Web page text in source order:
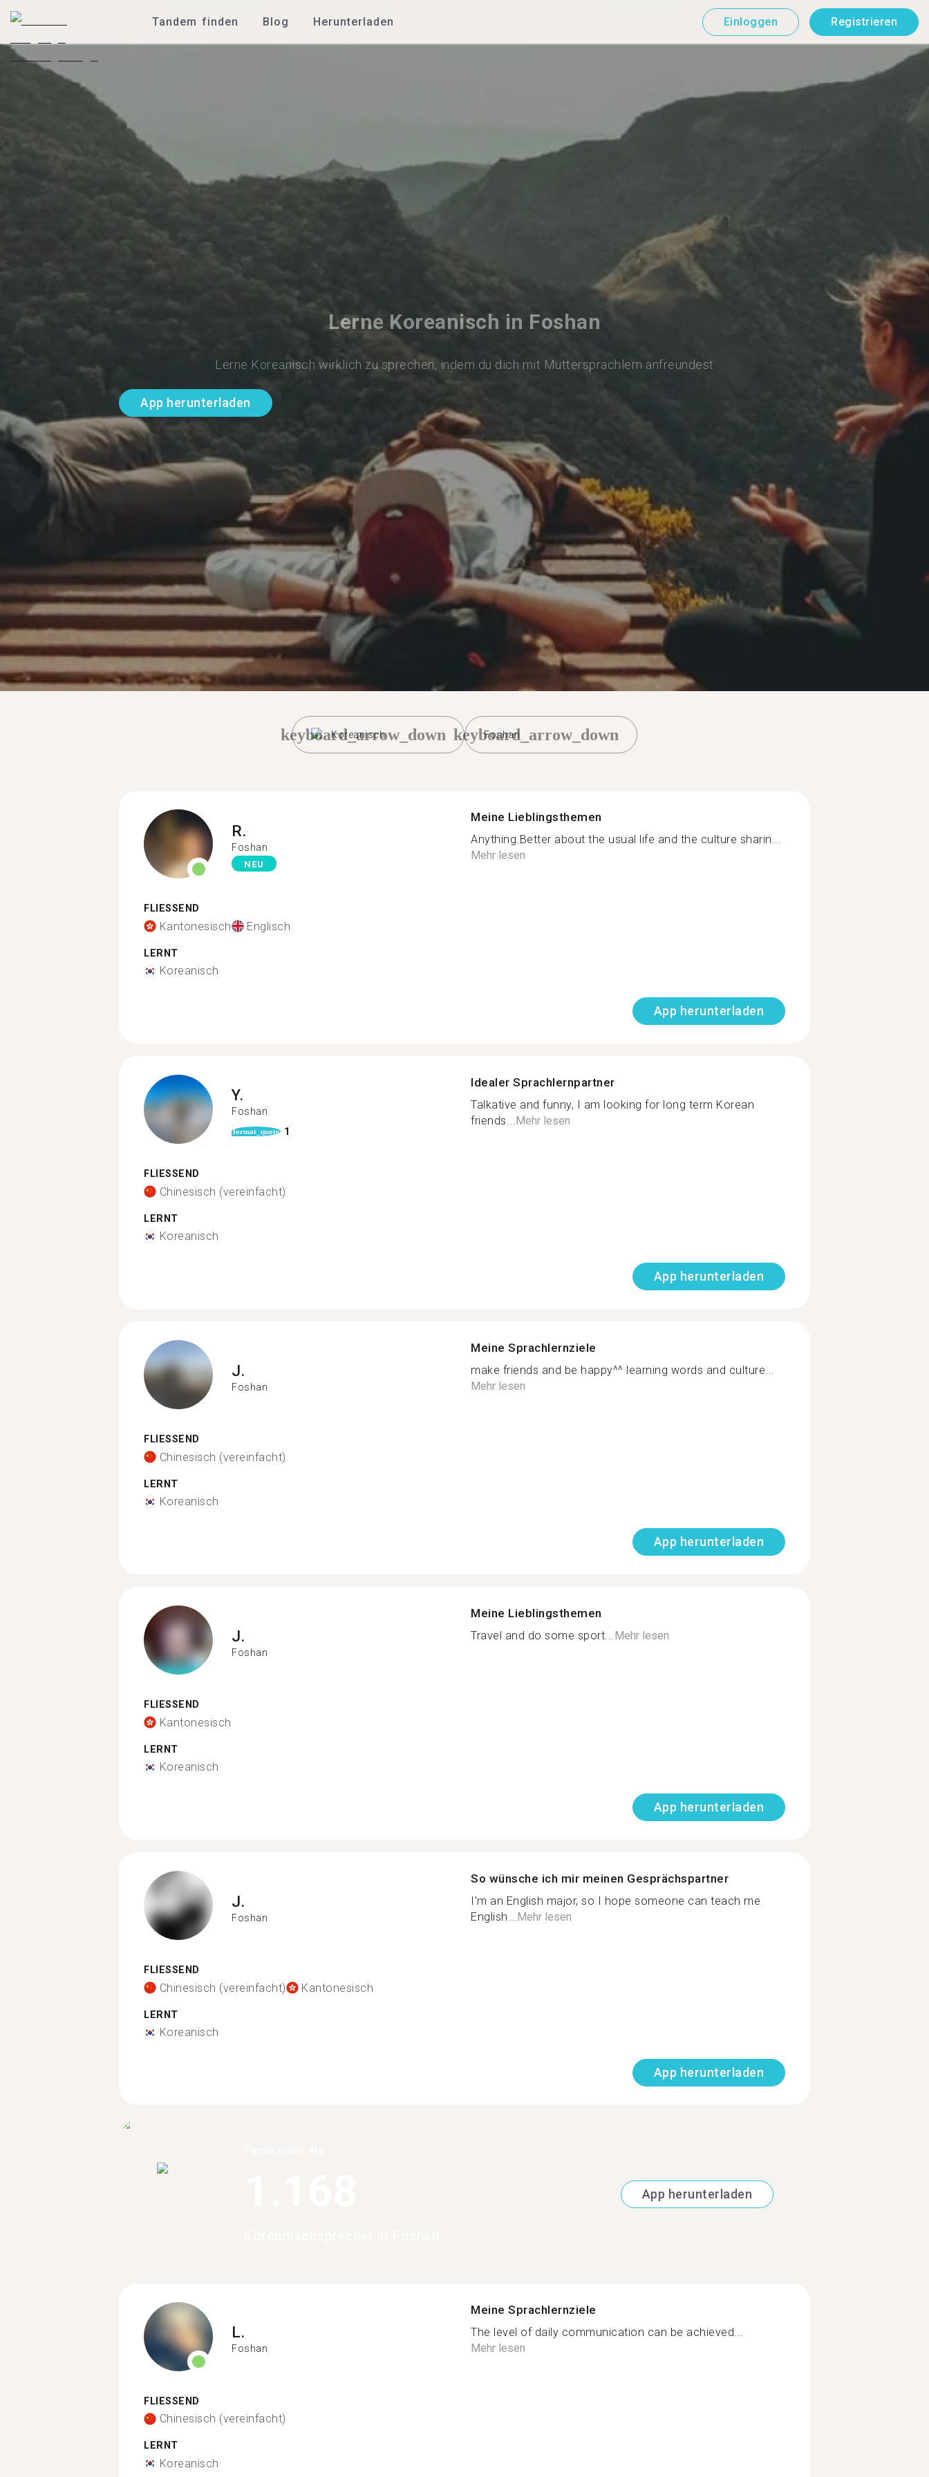
Tandem finden Blog Herunterladen Einloggen Registrieren
Lerne Koreanisch in Foshan
Lerne Koreanisch wirklich zu sprechen, indem du dich mit Muttersprachlern anfreundest
App herunterladen
Koreanisch
keyboard_arrow_down Foshan
keyboard_arrow_down
R.
Foshan
NEU
FLIESSEND
Kantonesisch Englisch
LERNT
Koreanisch
Meine Lieblingsthemen
Anything.Better about the usual life and the culture sharin...
Mehr lesen
App herunterladen
Y.
Foshan
format_quote 1
FLIESSEND
Chinesisch (vereinfacht)
LERNT
Koreanisch
Idealer Sprachlernpartner
Talkative and funny, I am looking for long term Korean
friends...Mehr lesen
App herunterladen
J.
Foshan
FLIESSEND
Chinesisch (vereinfacht)
LERNT
Koreanisch
Meine Sprachlernziele
make friends and be happy^^ learning words and culture...
Mehr lesen
App herunterladen
J.
Foshan
FLIESSEND
Kantonesisch
LERNT
Koreanisch
Meine Lieblingsthemen
Travel and do some sport...Mehr lesen
App herunterladen
J.
Foshan
FLIESSEND
Chinesisch (vereinfacht) Kantonesisch
LERNT
Koreanisch
So wünsche ich mir meinen Gesprächspartner
I'm an English major, so I hope someone can teach me
English...Mehr lesen
App herunterladen
App herunterladen
L.
Foshan
FLIESSEND
Chinesisch (vereinfacht)
LERNT
Koreanisch
Meine Sprachlernziele
The level of daily communication can be achieved...
Mehr lesen